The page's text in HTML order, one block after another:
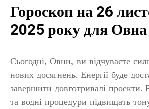
Гороскоп на 26
2025 року для Овна
Сьогодні, Овни, ви відчуваєте
нових досягнень. Енергії буде
завершити довготривалі проекти.
та водні процедури підвищать